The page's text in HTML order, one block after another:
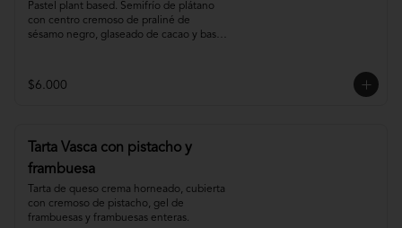
Pastel plant based. Semifrío de plátano
con centro cremoso de praliné de
sésamo negro, glaseado de cacao y base
$6.000
Tarta Vasca con pistacho y
frambuesa
Tarta de queso crema horneado, cubierta
con cremoso de pistacho, gel de
frambuesas y frambuesas enteras.